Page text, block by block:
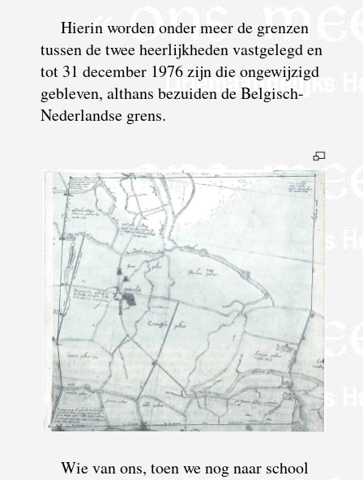
Hierin worden onder meer de grenzen
tussen de twee heerlijkheden vastgelegd en
tot 31 december 1976 zijn die ongewijzigd
gebleven, althans bezuiden de Belgisch-
Nederlandse grens.
Wie van ons, toen we nog naar school